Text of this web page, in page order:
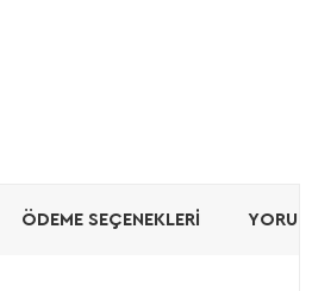
ÖDEME SEÇENEKLERI